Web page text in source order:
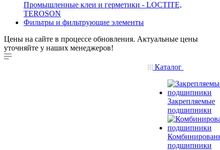
Промышленные клеи и герметики - LOCTITE,
TEROSON
Фильтры и фильтрующие элементы
Цены на сайте в процессе обновления. Актуальные цены
уточняйте у наших менеджеров!
Каталог
Закрепляемые
подшипники
подшипники